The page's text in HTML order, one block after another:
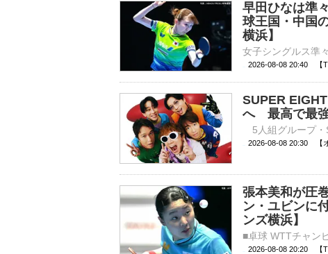
早田ひなは準
球王国・中国
横浜】
2026-08-08 20:40 【
SUPER
へ 最高で最強
2026-08-08 20:30 【
張本美和が圧
ン・ユビンに
ンズ横浜】
2026-08-08 20:20 【